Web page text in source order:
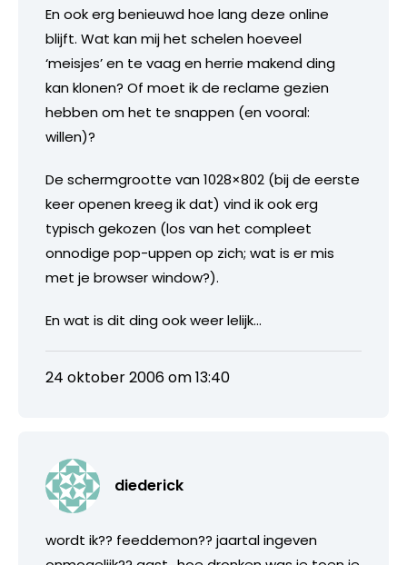
En ook erg benieuwd hoe lang deze online
blijft. Wat kan mij het schelen hoeveel
‘meisjes’ en te vaag en herrie makend ding
kan klonen? Of moet ik de reclame gezien
hebben om het te snappen (en vooral:
willen)?
De schermgrootte van 1028×802 (bij de eerste
keer openen kreeg ik dat) vind ik ook erg
typisch gekozen (los van het compleet
onnodige pop-uppen op zich; wat is er mis
met je browser window?).
En wat is dit ding ook weer lelijk…
24 oktober 2006 om 13:40
diederick
wordt ik?? feeddemon?? jaartal ingeven